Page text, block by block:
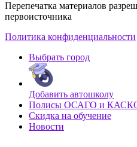
Перепечатка материалов
первоисточника
Политика конфиденциальности
Выбрать город
Добавить автошколу
Полисы ОСАГО и
Скидка на обучение
Новости